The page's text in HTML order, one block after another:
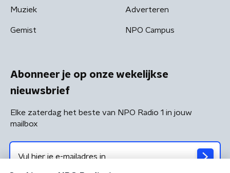
Muziek
Gemist
Adverteren
NPO Campus
Abonneer je op onze wekelijkse
nieuwsbrief
Elke zaterdag het beste van NPO Radio 1 in jouw
mailbox